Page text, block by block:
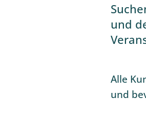
und
Alle
und